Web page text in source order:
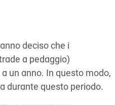
deciso che i
a pedaggio)
un anno. In questo modo,
durante questo periodo.